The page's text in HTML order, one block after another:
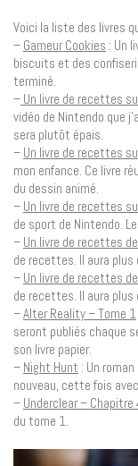
Voici la liste des livres
– Gameur Cookies : Un
biscuits et des
terminé.
– Un livre de recettes
vidéo de Nintendo que
sera plutôt épais.
– Un livre de recettes
mon enfance. Ce livre
du dessin animé.
– Un livre de recettes
de sport de Nintendo.
– Un livre de recettes
de recettes. Il aura
– Un livre de recettes
de recettes. Il aura
–Alter Reality – Tome 1
seront publiés chaque
son livre papier.
– Night Hunt : Un
nouveau, cette fois
– Underclear – Chapitre
du tome 1.